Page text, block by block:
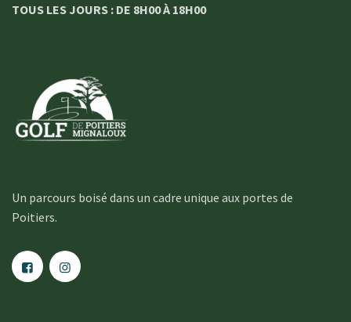
TOUS LES JOURS : DE 8H00 À 18H00
Un parcours boisé dans un cadre unique aux portes de
Poitiers.